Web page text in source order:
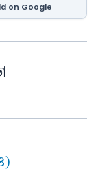
on Google